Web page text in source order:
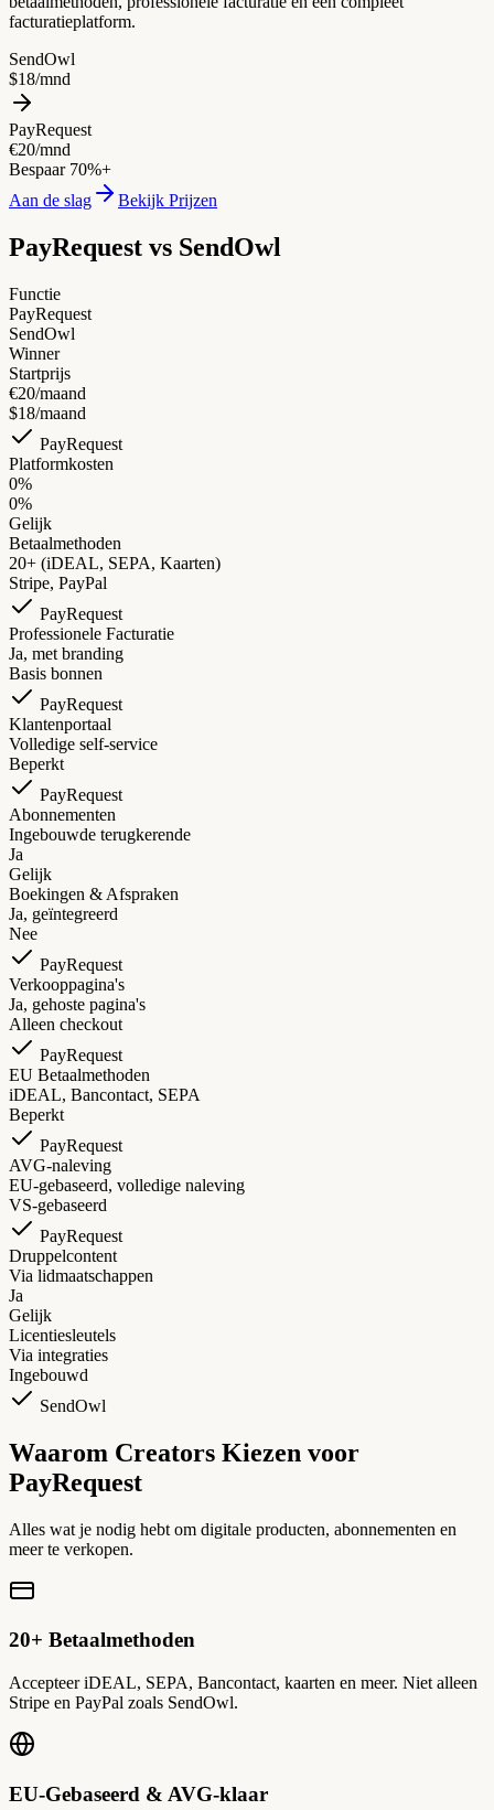
facturatieplatform.
SendOwl
$18/mnd
PayRequest
€20/mnd
Bespaar 70%+
Aan de slag
Bekijk Prijzen
PayRequest vs SendOwl
Functie
PayRequest
SendOwl
Winner
Startprijs
€20/maand
$18/maand
PayRequest
Platformkosten
0%
0%
Gelijk
Betaalmethoden
20+ (iDEAL, SEPA, Kaarten)
Stripe, PayPal
PayRequest
Professionele Facturatie
Ja, met branding
Basis bonnen
PayRequest
Klantenportaal
Volledige self-service
Beperkt
PayRequest
Abonnementen
Ingebouwde terugkerende
Ja
Gelijk
Boekingen & Afspraken
Ja, geïntegreerd
Nee
PayRequest
Verkooppagina's
Ja, gehoste pagina's
Alleen checkout
PayRequest
EU Betaalmethoden
iDEAL, Bancontact, SEPA
Beperkt
PayRequest
AVG-naleving
EU-gebaseerd, volledige naleving
VS-gebaseerd
PayRequest
Druppelcontent
Via lidmaatschappen
Ja
Gelijk
Licentiesleutels
Via integraties
Ingebouwd
SendOwl
Waarom Creators Kiezen voor
PayRequest
Alles wat je nodig hebt om digitale producten, abonnementen en
meer te verkopen.
20+ Betaalmethoden
Accepteer iDEAL, SEPA, Bancontact, kaarten en meer. Niet alleen
Stripe en PayPal zoals SendOwl.
EU-Gebaseerd & AVG-klaar